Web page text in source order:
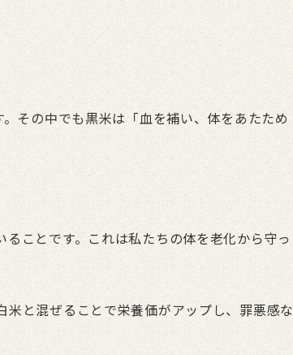
その中でも黒米は「血を補い、体をあたため
ことです。これは私たちの体を老化から守っ
と混ぜることで栄養価がアップし、罪悪感な